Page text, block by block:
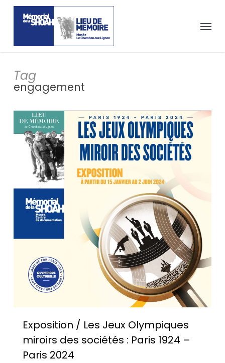
Passer
contenu
Menu
Tag
engagement
Exposition / Les Jeux Olympiques
miroirs des sociétés : Paris 1924 –
Paris 2024
Panneau de gestion des cookies